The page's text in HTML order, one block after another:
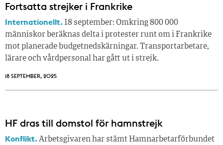
Fortsatta strejker i Frankrike
Internationellt.18 september: Omkring 800 000
människor beräknas delta i protester runt om i Frankrike
mot planerade budgetnedskärningar. Transportarbetare,
lärare och vårdpersonal har gått ut i strejk.
18 SEPTEMBER, 2025
HF dras till domstol för hamnstrejk
Konflikt.Arbetsgivaren har stämt Hamnarbetarförbundet